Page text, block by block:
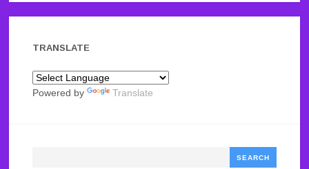
TRANSLATE
Powered by Translate